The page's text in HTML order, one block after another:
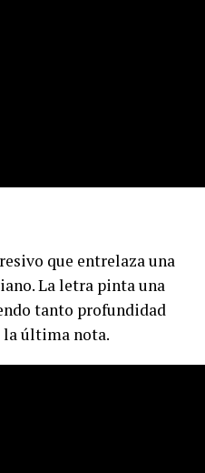
que entrelaza una
La letra pinta una
tanto profundidad
la última nota.